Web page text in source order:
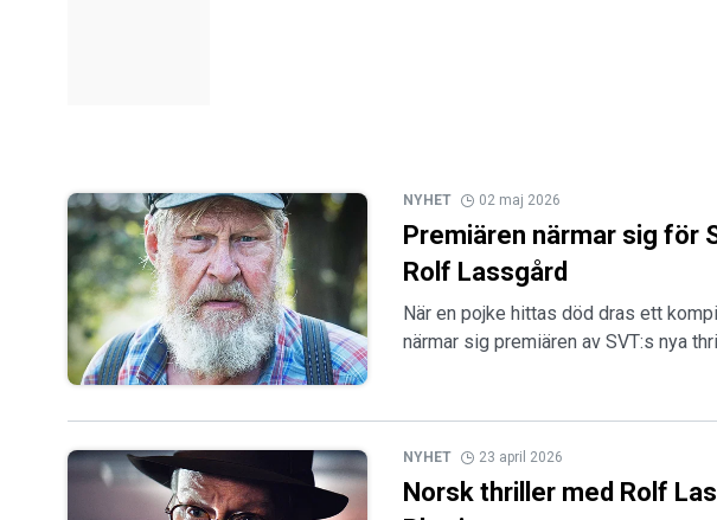
NYHET 02 maj 2026
Premiären närmar sig för
Rolf Lassgård
När en pojke hittas död dras ett
närmar sig premiären av SVT:s nya
NYHET 23 april 2026
Norsk thriller med Rolf